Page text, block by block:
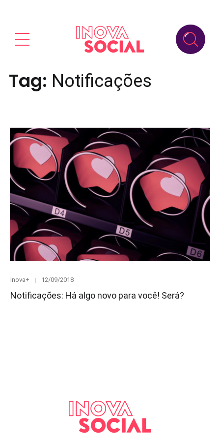
Tag: Notificações
Category
Inova+
Posted
12/09/2018
Notificações: Há algo novo para você! Será?